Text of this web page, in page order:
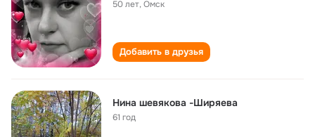
50 лет,Омск
Добавить в друзья
Нина шевякова -Ширяева
61 год